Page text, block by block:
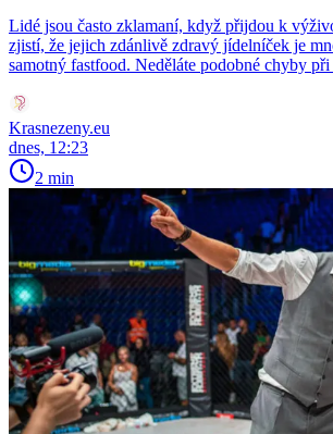
Lidé jsou často zklamaní, když přijdou k
zjistí, že jejich zdánlivě zdravý jídelníček je
samotný fastfood. Neděláte podobné chyby
Krasnezeny.eu
dnes, 12:23
2 min